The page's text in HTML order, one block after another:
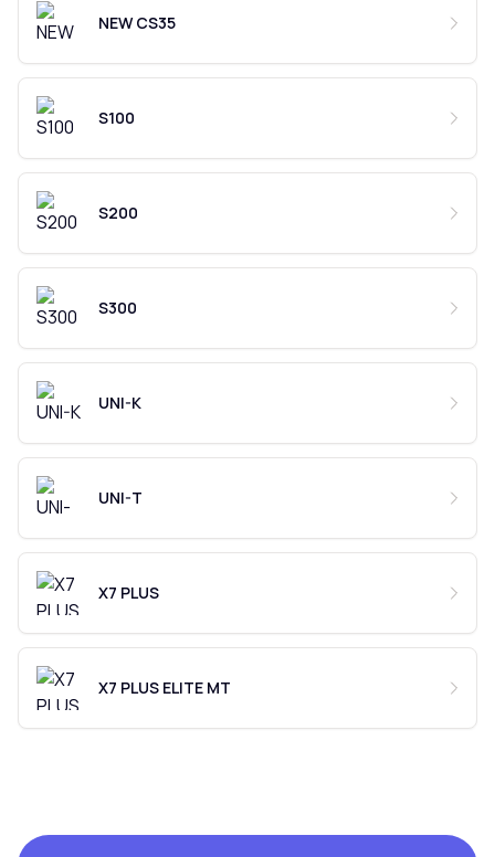
NEW CS35
S100
S200
S300
UNI-K
UNI-T
X7 PLUS
X7 PLUS ELITE MT